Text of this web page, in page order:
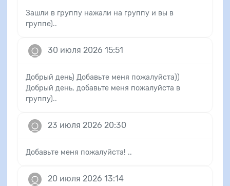
Зашли в группу нажали на группу и вы в
группе)..
30 июля 2026 15:51
Добрый день) Добавьте меня пожалуйста))
Добрый день, добавьте меня пожалуйста в
группу)..
23 июля 2026 20:30
Добавьте меня пожалуйста! ..
20 июля 2026 13:14